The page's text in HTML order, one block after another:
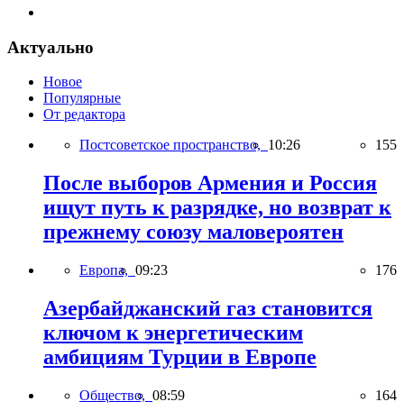
Актуально
Новое
Популярные
От редактора
Постсоветское пространство, 10:26 155
После выборов Армения и Россия
ищут путь к разрядке, но возврат к
прежнему союзу маловероятен
Европа, 09:23 176
Азербайджанский газ становится
ключом к энергетическим
амбициям Турции в Европе
Общество, 08:59 164